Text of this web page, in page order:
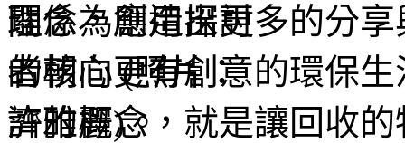
關係，創造出更多的分
者朝向更有創意的環保
濟的概念，就是讓回收